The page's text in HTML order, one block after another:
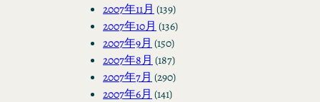
2007年11月 (139)
2007年10月 (136)
2007年9月 (150)
2007年8月 (187)
2007年7月 (290)
2007年6月 (141)